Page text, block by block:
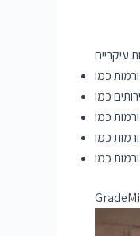
עיקריים